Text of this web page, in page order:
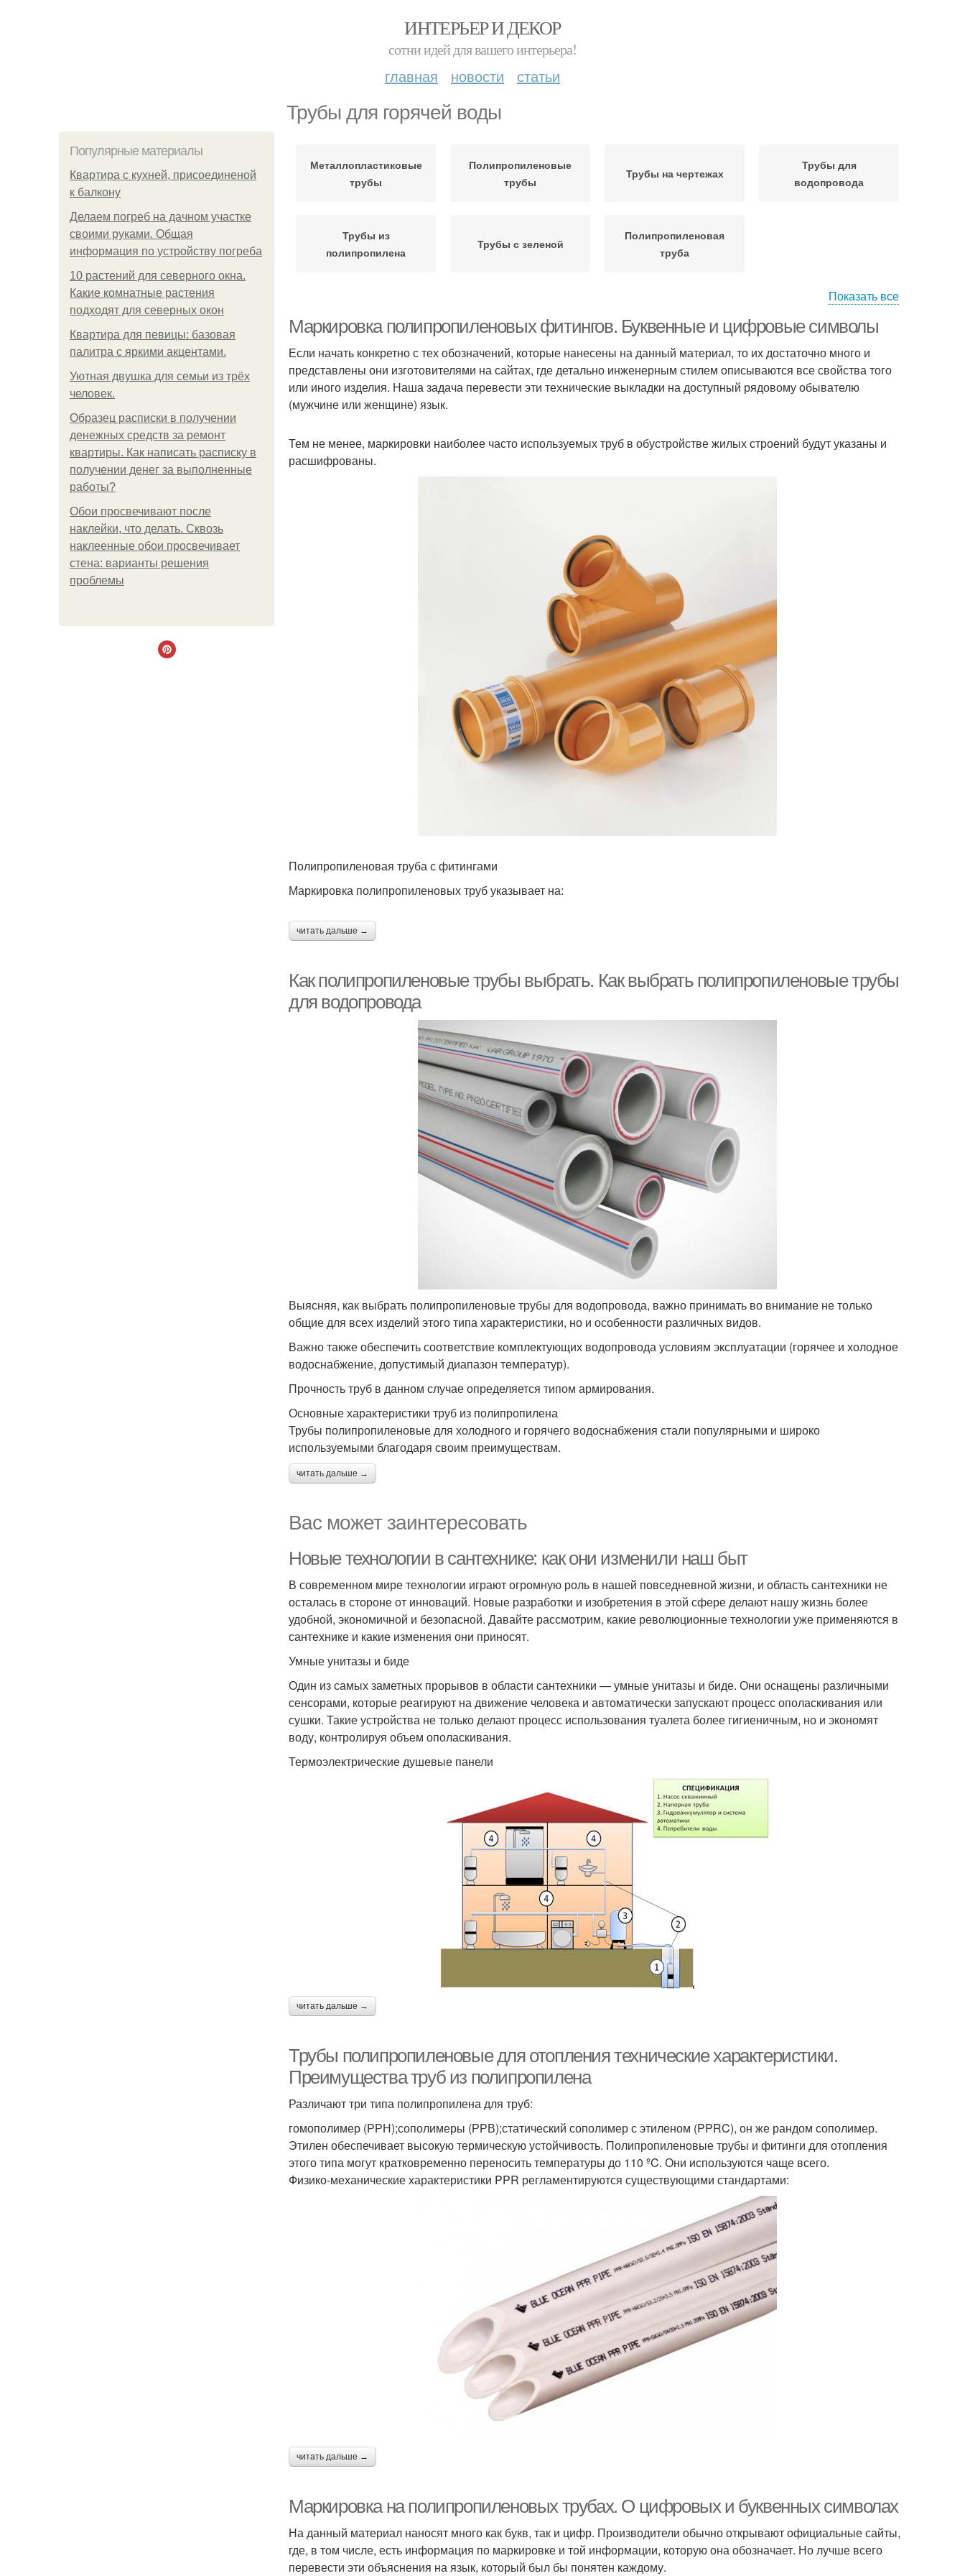
ИНТЕРЬЕР И ДЕКОР
сотни идей для вашего интерьера!
главная новости статьи
Трубы для горячей воды
Популярные материалы
Квартира с кухней, присоединеной
к балкону
Делаем погреб на дачном участке
своими руками. Общая
информация по устройству погреба
10 растений для северного окна.
Какие комнатные растения
подходят для северных окон
Квартира для певицы: базовая
палитра с яркими акцентами.
Уютная двушка для семьи из трёх
человек.
Образец расписки в получении
денежных средств за ремонт
квартиры. Как написать расписку в
получении денег за выполненные
работы?
Обои просвечивают после
наклейки, что делать. Сквозь
наклеенные обои просвечивает
стена: варианты решения
проблемы
Металлопластиковые
трубы
Полипропиленовые
трубы
Трубы на чертежах
Трубы для
водопровода
Трубы из
полипропилена
Трубы с зеленой
Полипропиленовая
труба
Показать все
Маркировка полипропиленовых фитингов. Буквенные и цифровые символы
Если начать конкретно с тех обозначений, которые нанесены на данный материал, то их достаточно много и
представлены они изготовителями на сайтах, где детально инженерным стилем описываются все свойства того
или иного изделия. Наша задача перевести эти технические выкладки на доступный рядовому обывателю
(мужчине или женщине) язык.
Тем не менее, маркировки наиболее часто используемых труб в обустройстве жилых строений будут указаны и
расшифрованы.
Полипропиленовая труба с фитингами
Маркировка полипропиленовых труб указывает на:
читать дальше →
Как полипропиленовые трубы выбрать. Как выбрать полипропиленовые трубы
для водопровода
Выясняя, как выбрать полипропиленовые трубы для водопровода, важно принимать во внимание не только
общие для всех изделий этого типа характеристики, но и особенности различных видов.
Важно также обеспечить соответствие комплектующих водопровода условиям эксплуатации (горячее и холодное
водоснабжение, допустимый диапазон температур).
Прочность труб в данном случае определяется типом армирования.
Основные характеристики труб из полипропилена
Трубы полипропиленовые для холодного и горячего водоснабжения стали популярными и широко
используемыми благодаря своим преимуществам.
читать дальше →
Вас может заинтересовать
Новые технологии в сантехнике: как они изменили наш быт
В современном мире технологии играют огромную роль в нашей повседневной жизни, и область сантехники не
осталась в стороне от инноваций. Новые разработки и изобретения в этой сфере делают нашу жизнь более
удобной, экономичной и безопасной. Давайте рассмотрим, какие революционные технологии уже применяются в
сантехнике и какие изменения они приносят.
Умные унитазы и биде
Один из самых заметных прорывов в области сантехники — умные унитазы и биде. Они оснащены различными
сенсорами, которые реагируют на движение человека и автоматически запускают процесс ополаскивания или
сушки. Такие устройства не только делают процесс использования туалета более гигиеничным, но и экономят
воду, контролируя объем ополаскивания.
Термоэлектрические душевые панели
читать дальше →
Трубы полипропиленовые для отопления технические характеристики.
Преимущества труб из полипропилена
Различают три типа полипропилена для труб:
гомополимер (РРН);сополимеры (РРВ);статический сополимер с этиленом (PPRC), он же рандом сополимер.
Этилен обеспечивает высокую термическую устойчивость. Полипропиленовые трубы и фитинги для отопления
этого типа могут кратковременно переносить температуры до 110 ºC. Они используются чаще всего.
Физико-механические характеристики PPR регламентируются существующими стандартами:
читать дальше →
Маркировка на полипропиленовых трубах. О цифровых и буквенных символах
На данный материал наносят много как букв, так и цифр. Производители обычно открывают официальные сайты,
где, в том числе, есть информация по маркировке и той информации, которую она обозначает. Но лучше всего
перевести эти объяснения на язык, который был бы понятен каждому.